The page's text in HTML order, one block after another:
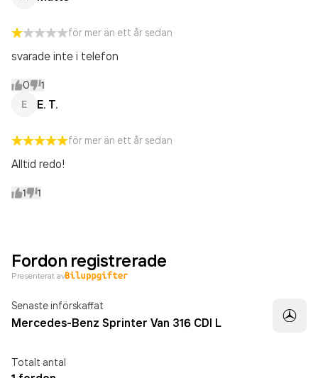
för mer än ett år sedan
svarade inte i telefon
0 1
E E. T.
för mer än ett år sedan
Alltid redo!
1 1
Fordon registrerade
Presenterat av
Senaste införskaffat
Mercedes-Benz Sprinter Van 316 CDI L
Totalt antal